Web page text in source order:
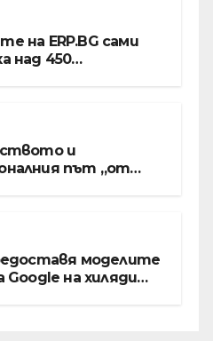
на ERP.BG сами
над 450
и
път „от
Асен Великов
моделите
Google на хиляди